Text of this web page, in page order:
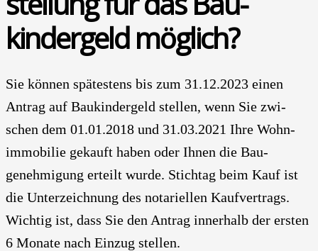
kindergeld mög­lich?
Sie kön­nen spä­tes­tens bis zum 31.12.2023 einen
Antrag auf Bau­kinder­geld stel­len, wenn Sie zwi­
schen dem 01.01.2018 und 31.03.2021 Ihre Wohn­
immobilie gekauft haben oder Ihnen die Bau­
genehmigung erteilt wur­de. Stich­tag beim Kauf ist
die Unter­zeichnung des nota­ri­el­len Kauf­vertrags.
Wich­tig ist, dass Sie den Antrag inner­halb der ers­ten
6 Mona­te nach Ein­zug stel­len.